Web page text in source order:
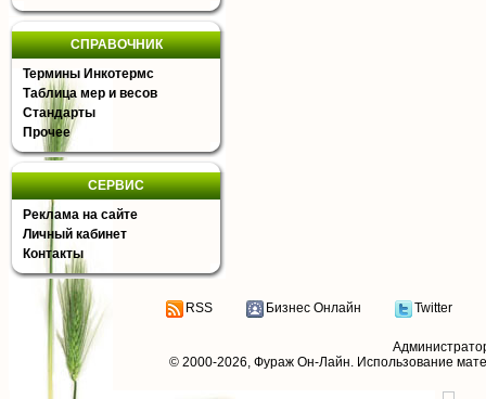
СПРАВОЧНИК
Термины Инкотермс
Таблица мер и весов
Стандарты
Прочее
СЕРВИС
Реклама на сайте
Личный кабинет
Контакты
RSS Бизнес Онлайн Twitter
© 2000-2026, Фураж Он-Лайн. Использование